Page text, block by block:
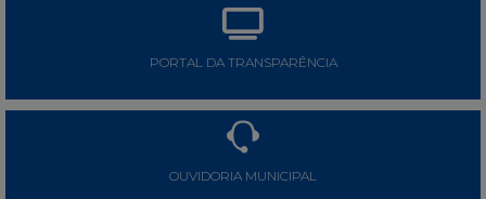
PORTAL DA TRANSPARÊNCIA
OUVIDORIA MUNICIPAL